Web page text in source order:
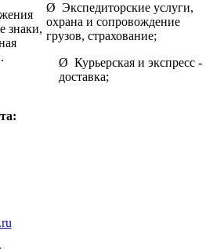
знаки,
Ø Экспедиторские услуги,
охрана и сопровождение
грузов, страхование;
Ø Курьерская и экспресс -
доставка;